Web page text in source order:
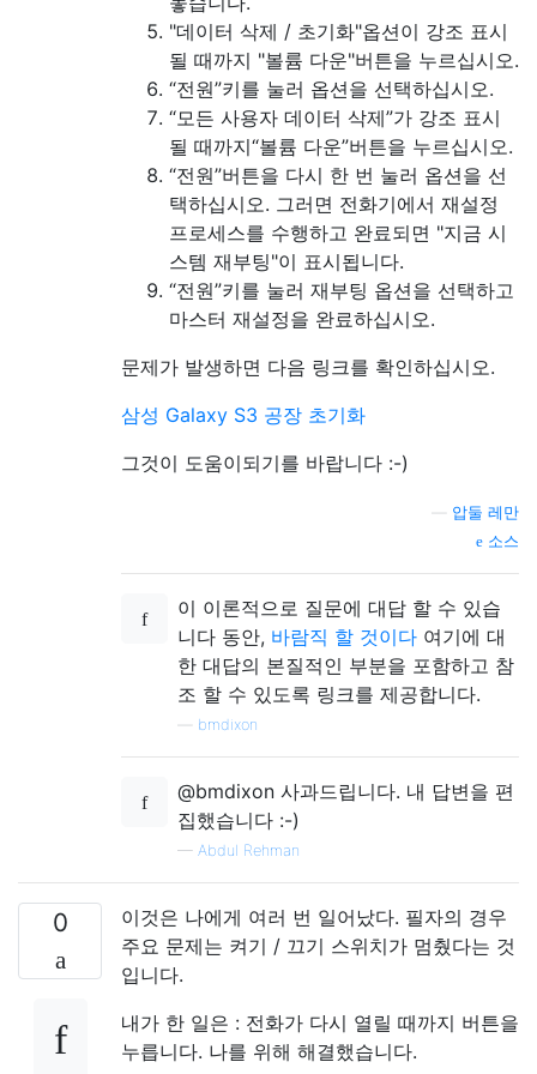
"데이터 삭제 / 초기화"옵션이 강조 표시
될 때까지 "볼륨 다운"버튼을 누르십시오.
“전원”키를 눌러 옵션을 선택하십시오.
“모든 사용자 데이터 삭제”가 강조 표시
될 때까지“볼륨 다운”버튼을 누르십시오.
“전원”버튼을 다시 한 번 눌러 옵션을 선
택하십시오. 그러면 전화기에서 재설정
프로세스를 수행하고 완료되면 "지금 시
스템 재부팅"이 표시됩니다.
“전원”키를 눌러 재부팅 옵션을 선택하고
마스터 재설정을 완료하십시오.
문제가 발생하면 다음 링크를 확인하십시오.
삼성 Galaxy S3 공장 초기화
그것이 도움이되기를 바랍니다 :-)
압둘 레만
소스
이 이론적으로 질문에 대답 할 수 있습
니다 동안, 바람직 할 것이다 여기에 대
한 대답의 본질적인 부분을 포함하고 참
조 할 수 있도록 링크를 제공합니다.
bmdixon
@bmdixon 사과드립니다. 내 답변을 편
집했습니다 :-)
— Abdul Rehman
0
이것은 나에게 여러 번 일어났다. 필자의 경우
주요 문제는 켜기 / 끄기 스위치가 멈췄다는 것
입니다.
내가 한 일은 : 전화가 다시 열릴 때까지 버튼을
누릅니다. 나를 위해 해결했습니다.